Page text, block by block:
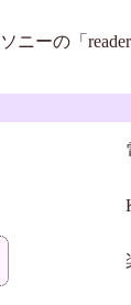
ソニーの「